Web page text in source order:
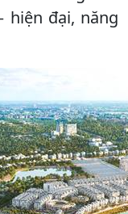
hiện đại, năng